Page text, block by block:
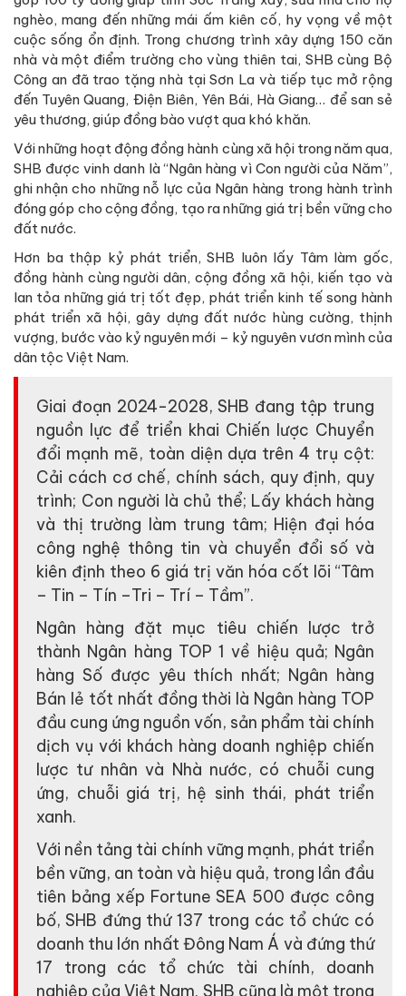
nghèo, mang đến những mái ấm kiên cố, hy vọng về một
cuộc sống ổn định. Trong chương trình xây dựng 150 căn
nhà và một điểm trường cho vùng thiên tai, SHB cùng Bộ
Công an đã trao tặng nhà tại Sơn La và tiếp tục mở rộng
đến Tuyên Quang, Điện Biên, Yên Bái, Hà Giang… để san sẻ
yêu thương, giúp đồng bào vượt qua khó khăn.
Với những hoạt động đồng hành cùng xã hội trong năm qua,
SHB được vinh danh là “Ngân hàng vì Con người của Năm”,
ghi nhận cho những nỗ lực của Ngân hàng trong hành trình
đóng góp cho cộng đồng, tạo ra những giá trị bền vững cho
đất nước.
Hơn ba thập kỷ phát triển, SHB luôn lấy Tâm làm gốc,
đồng hành cùng người dân, cộng đồng xã hội, kiến tạo và
lan tỏa những giá trị tốt đẹp, phát triển kinh tế song hành
phát triển xã hội, gây dựng đất nước hùng cường, thịnh
vượng, bước vào kỷ nguyên mới – kỷ nguyên vươn mình của
dân tộc Việt Nam.
Giai đoạn 2024-2028, SHB đang tập trung
nguồn lực để triển khai Chiến lược Chuyển
đổi mạnh mẽ, toàn diện dựa trên 4 trụ cột:
Cải cách cơ chế, chính sách, quy định, quy
trình; Con người là chủ thể; Lấy khách hàng
và thị trường làm trung tâm; Hiện đại hóa
công nghệ thông tin và chuyển đổi số và
kiên định theo 6 giá trị văn hóa cốt lõi “Tâm
– Tin – Tín –Tri – Trí – Tầm”.
Ngân hàng đặt mục tiêu chiến lược trở
thành Ngân hàng TOP 1 về hiệu quả; Ngân
hàng Số được yêu thích nhất; Ngân hàng
Bán lẻ tốt nhất đồng thời là Ngân hàng TOP
đầu cung ứng nguồn vốn, sản phẩm tài chính
dịch vụ với khách hàng doanh nghiệp chiến
lược tư nhân và Nhà nước, có chuỗi cung
ứng, chuỗi giá trị, hệ sinh thái, phát triển
xanh.
Với nền tảng tài chính vững mạnh, phát triển
bền vững, an toàn và hiệu quả, trong lần đầu
tiên bảng xếp Fortune SEA 500 được công
bố, SHB đứng thứ 137 trong các tổ chức có
doanh thu lớn nhất Đông Nam Á và đứng thứ
17 trong các tổ chức tài chính, doanh
nghiệp của Việt Nam. SHB cũng là một trong